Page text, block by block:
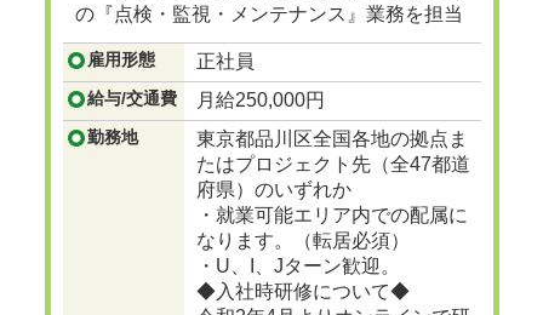
の『点検・監視・メンテナンス』業務を担当
頂きます。
...つづきを見る
雇用形態 正社員
給与/交通費 月給250,000円
勤務地
東京都品川区全国各地の拠点ま
たはプロジェクト先（全47都道
府県）のいずれか
・就業可能エリア内での配属に
なります。（転居必須）
・U、I、Jターン歓迎。
◆入社時研修について◆